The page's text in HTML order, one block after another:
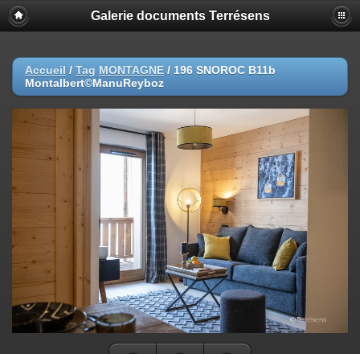
Galerie documents Terrésens
Accueil / Tag MONTAGNE / 196 SNOROC B11b
Montalbert©ManuReyboz